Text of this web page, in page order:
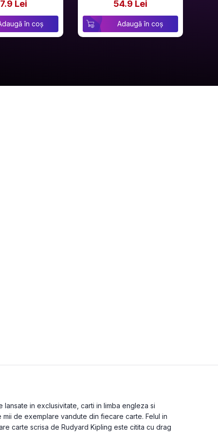
Lei
în coș
54.9 Lei
Adaugă în coș
in exclusivitate, carti in limba engleza si
de exemplare vandute din fiecare carte. Felul in
carte scrisa de Rudyard Kipling este citita cu drag